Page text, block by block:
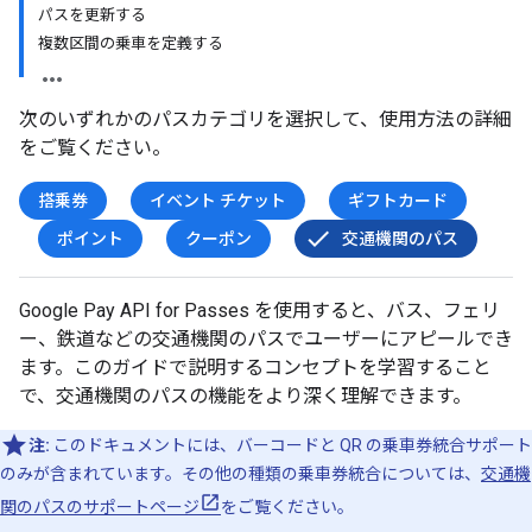
パスを更新する
複数区間の乗車を定義する
次のいずれかのパスカテゴリを選択して、使用方法の詳細
をご覧ください。
搭乗券 イベント チケット
ギフトカード
ポイント
クーポン 交通機関のパス
Google Pay API for Passes を使用すると、バス、フェリ
ー、鉄道などの交通機関のパスでユーザーにアピールでき
ます。このガイドで説明するコンセプトを学習すること
で、交通機関のパスの機能をより深く理解できます。
注: このドキュメントには、バーコードと QR の乗車券統合サポート
のみが含まれています。その他の種類の乗車券統合については、 交通機
関のパスのサポートページ
をご覧ください。